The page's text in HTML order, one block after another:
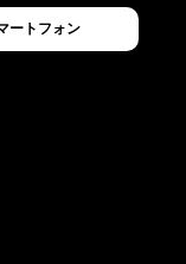
ートフォン